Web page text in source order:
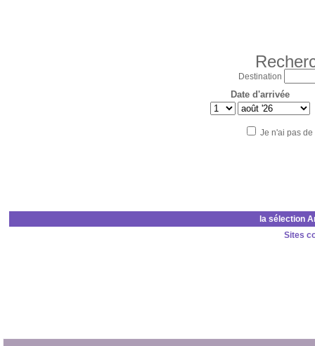
Destination
Date d'arrivée
Je n'ai pas
la sélection
Sites